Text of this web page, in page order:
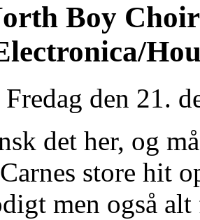
Boy
Fredag den 21.
det her, og
store hit
men også